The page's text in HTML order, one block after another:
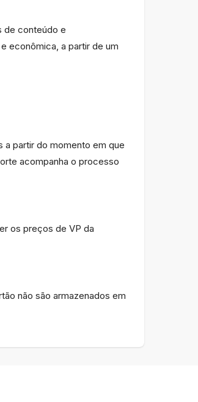
de conteúdo e
econômica, a partir de um
a partir do momento em que
acompanha o processo
os preços de VP da
não são armazenados em